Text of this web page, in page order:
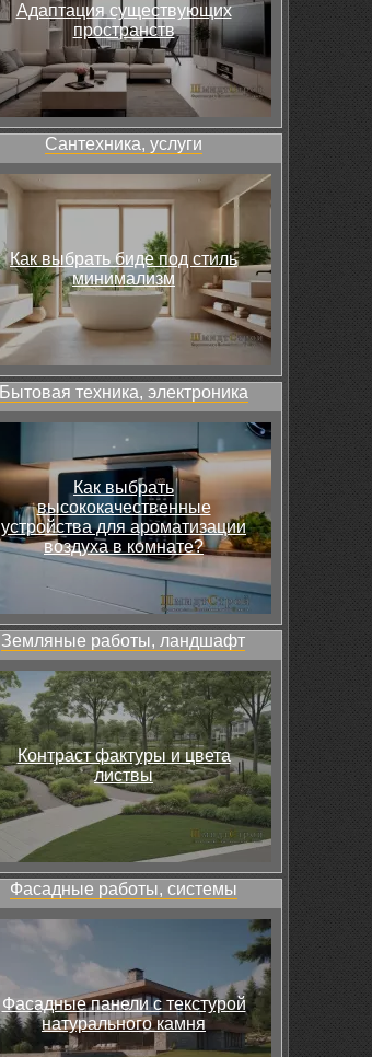
Адаптация существующих
пространств
Сантехника, услуги
Как выбрать биде под стиль
минимализм
Бытовая техника, электроника
Как выбрать
высококачественные
устройства для ароматизации
воздуха в комнате?
Земляные работы, ландшафт
Контраст фактуры и цвета
листвы
Фасадные работы, системы
Фасадные панели с текстурой
натурального камня